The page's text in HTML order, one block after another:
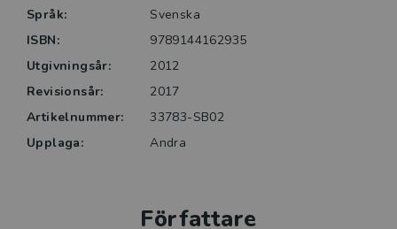
Språk:
Svenska
ISBN:
9789144162935
Utgivningsår:
2012
Revisionsår:
2017
Artikelnummer:
33783-SB02
Upplaga:
Andra
Författare